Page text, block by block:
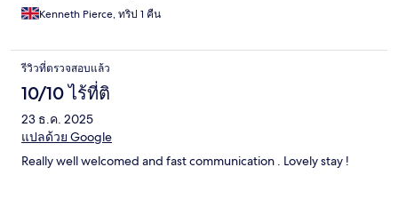
Kenneth Pierce, ทริป 1 คืน
รีวิวที่ตรวจสอบแล้ว
10/10 ไร้ที่ติ
23 ธ.ค. 2025
แปลด้วย Google
Really well welcomed and fast communication . Lovely stay !